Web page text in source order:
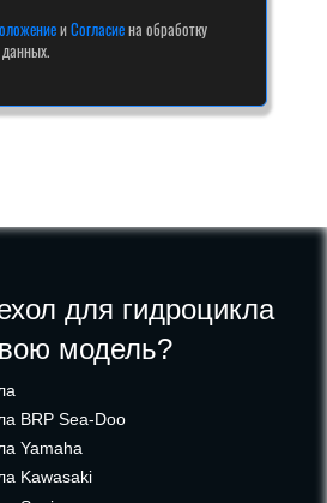
иСогласиена обработку
для гидроцикла
модель?
BRP Sea-Doo
Yamaha
Kawasaki